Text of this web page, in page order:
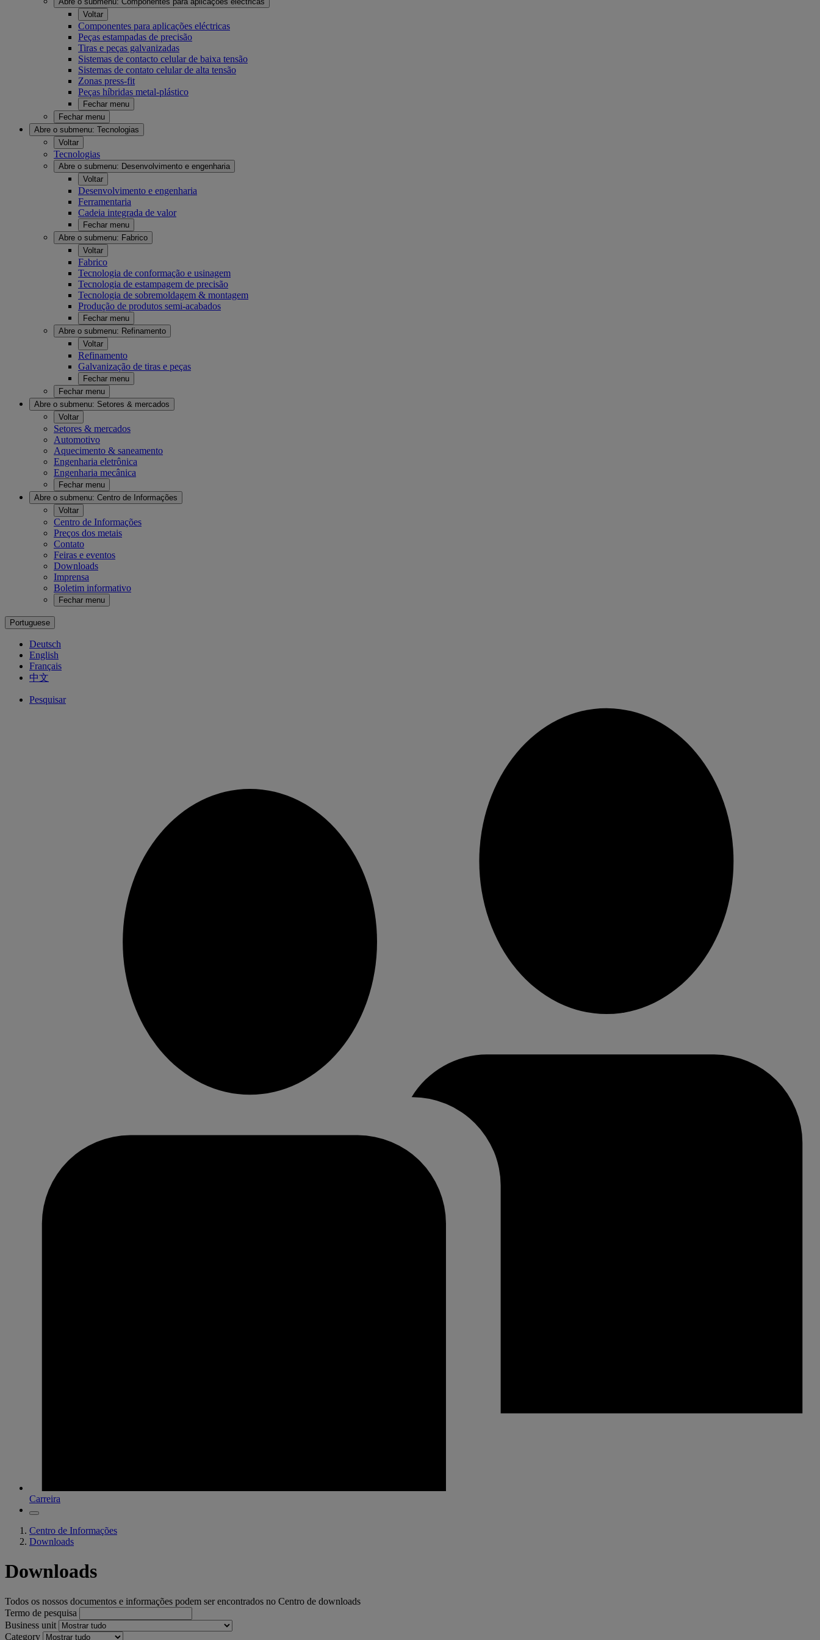
Voltar
Componentes para aplicações eléctricas
Peças estampadas de precisão
Tiras e peças galvanizadas
Sistemas de contacto celular de baixa tensão
Sistemas de contato celular de alta tensão
Zonas press-fit
Peças híbridas metal-plástico
Fechar menu
Fechar menu
Abre o submenu: Tecnologias
Voltar
Tecnologias
Abre o submenu: Desenvolvimento e engenharia
Voltar
Desenvolvimento e engenharia
Ferramentaria
Cadeia integrada de valor
Fechar menu
Abre o submenu: Fabrico
Voltar
Fabrico
Tecnologia de conformação e usinagem
Tecnologia de estampagem de precisão
Tecnologia de sobremoldagem & montagem
Produção de produtos semi-acabados
Fechar menu
Abre o submenu: Refinamento
Voltar
Refinamento
Galvanização de tiras e peças
Fechar menu
Fechar menu
Abre o submenu: Setores & mercados
Voltar
Setores & mercados
Automotivo
Aquecimento & saneamento
Engenharia eletrônica
Engenharia mecânica
Fechar menu
Abre o submenu: Centro de Informações
Voltar
Centro de Informações
Preços dos metais
Contato
Feiras e eventos
Downloads
Imprensa
Boletim informativo
Fechar menu
Portuguese
Deutsch
English
Français
中文
Pesquisar
Carreira
Centro de Informações
Downloads
Downloads
Todos os nossos documentos e informações podem ser encontrados no Centro de downloads
Termo de pesquisa
Business unit
Category